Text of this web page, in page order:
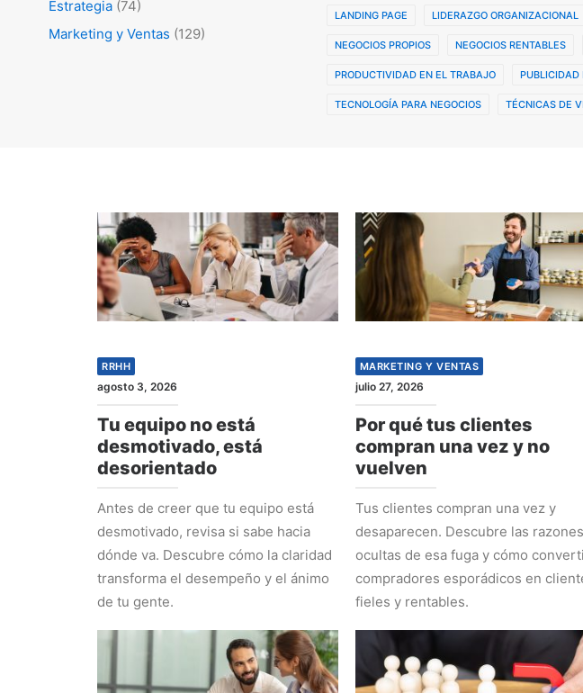
Estrategia (74)
Marketing y Ventas (129)
LANDING PAGE LIDERAZGO ORGANIZACIONAL
NEGOCIOS PROPIOS NEGOCIOS RENTABLES
PRODUCTIVIDAD EN EL TRABAJO PUBLICIDAD
TECNOLOGÍA PARA NEGOCIOS TÉCNICAS DE
RRHH
agosto 3, 2026
Tu equipo no está
desmotivado, está
desorientado
Antes de creer que tu equipo está
desmotivado, revisa si sabe hacia
dónde va. Descubre cómo la claridad
transforma el desempeño y el ánimo
de tu gente.
MARKETING Y VENTAS
julio 27, 2026
Por qué tus clientes
compran una vez y no
vuelven
Tus clientes compran una vez y
desaparecen. Descubre las razones
ocultas de esa fuga y cómo
compradores esporádicos en
fieles y rentables.